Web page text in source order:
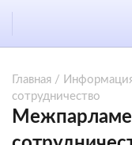
Главная /
сотрудничество